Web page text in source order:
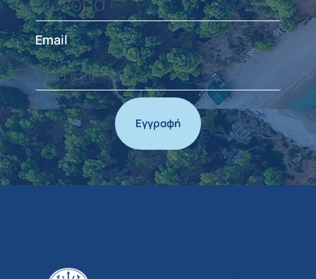
Email
Εγγραφή